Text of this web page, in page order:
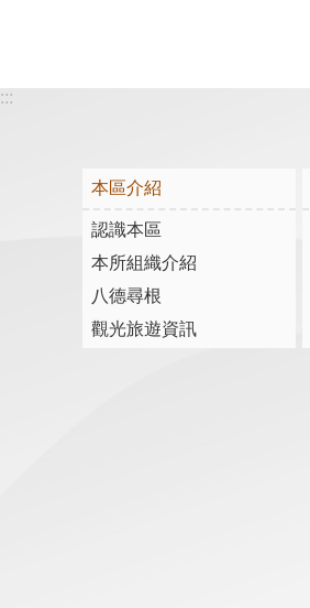
:::
本區介紹
認識本區
本所組織介紹
八德尋根
觀光旅遊資訊